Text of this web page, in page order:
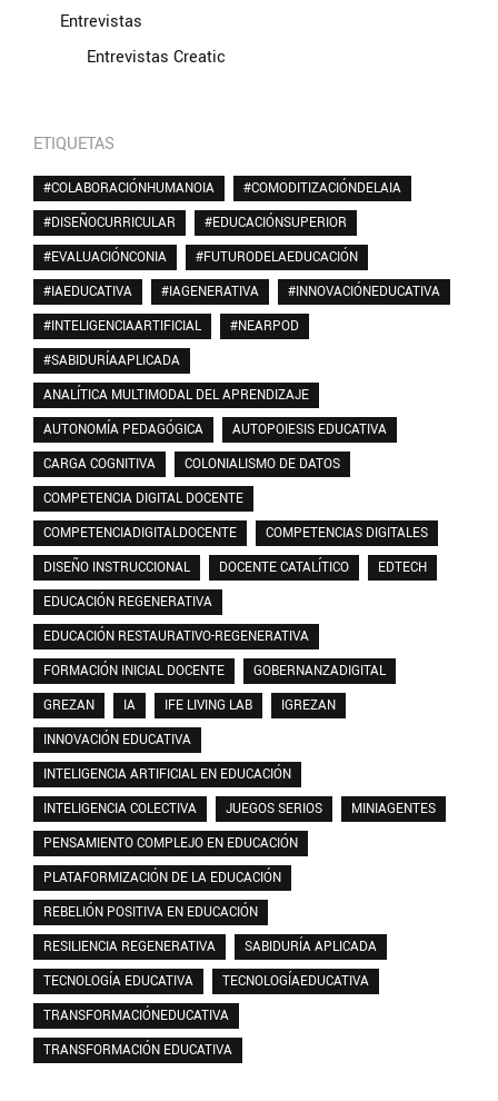
Entrevistas
Entrevistas Creatic
ETIQUETAS
#COLABORACIÓNHUMANOIA
#COMODITIZACIÓNDELAIA
#DISEÑOCURRICULAR
#EDUCACIÓNSUPERIOR
#EVALUACIÓNCONIA
#FUTURODELAEDUCACIÓN
#IAEDUCATIVA
#IAGENERATIVA
#INNOVACIÓNEDUCATIVA
#INTELIGENCIAARTIFICIAL
#NEARPOD
#SABIDURÍAAPLICADA
ANALÍTICA MULTIMODAL DEL APRENDIZAJE
AUTONOMÍA PEDAGÓGICA
AUTOPOIESIS EDUCATIVA
CARGA COGNITIVA
COLONIALISMO DE DATOS
COMPETENCIA DIGITAL DOCENTE
COMPETENCIADIGITALDOCENTE
COMPETENCIAS DIGITALES
DISEÑO INSTRUCCIONAL
DOCENTE CATALÍTICO
EDTECH
EDUCACIÓN REGENERATIVA
EDUCACIÓN RESTAURATIVO-REGENERATIVA
FORMACIÓN INICIAL DOCENTE
GOBERNANZADIGITAL
GREZAN
IA IFE LIVING LAB
IGREZAN
INNOVACIÓN EDUCATIVA
INTELIGENCIA ARTIFICIAL EN EDUCACIÓN
INTELIGENCIA COLECTIVA
JUEGOS SERIOS
MINIAGENTES
PENSAMIENTO COMPLEJO EN EDUCACIÓN
PLATAFORMIZACIÓN DE LA EDUCACIÓN
REBELIÓN POSITIVA EN EDUCACIÓN
RESILIENCIA REGENERATIVA
SABIDURÍA APLICADA
TECNOLOGÍA EDUCATIVA
TECNOLOGÍAEDUCATIVA
TRANSFORMACIÓNEDUCATIVA
TRANSFORMACIÓN EDUCATIVA